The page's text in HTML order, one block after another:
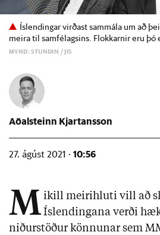
Íslendingar virðast sammála um að
meira til samfélagsins. Flokkarnir eru þó
MYND: STUNDIN / JIS
Aðalsteinn Kjartansson
27. ágúst 2021 · 10:56
Mikill meirihluti vill að
Íslendingana verði
niðurstöður könnunar sem